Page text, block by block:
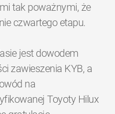
tak poważnymi, że
czwartego etapu.
jest dowodem
zawieszenia KYB, a
na
Toyoty Hilux